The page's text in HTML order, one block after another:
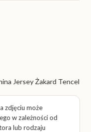
Jersey Żakard Tencel
zdjęciu może
w zależności od
lub rodzaju